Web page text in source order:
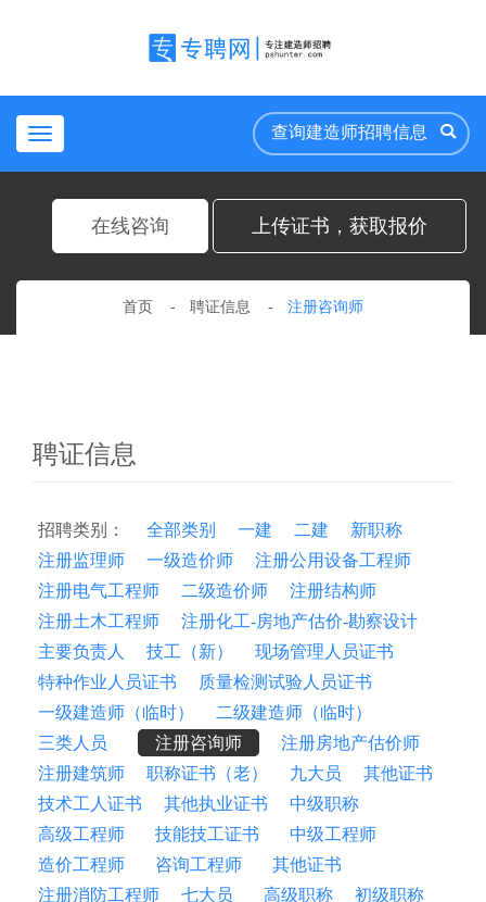
Toggle
navigation
在线咨询 上传证书，获取报价
首页 聘证信息 注册咨询师
聘证信息
招聘类别： 全部类别 一建 二建
新职称
注册监理师
一级造价师
注册公用设备工程师
注册电气工程师
二级造价师
注册结构师
注册土木工程师
注册化工-房地产估价-勘察设计
主要负责人
技工（新）
现场管理人员证书
特种作业人员证书
质量检测试验人员证书
一级建造师（临时）
二级建造师（临时）
三类人员
注册咨询师
注册房地产估价师
注册建筑师
职称证书（老） 九大员
其他证书
技术工人证书
其他执业证书
中级职称
高级工程师
技能技工证书
中级工程师
造价工程师
咨询工程师
其他证书
注册消防工程师
七大员 高级职称
初级职称